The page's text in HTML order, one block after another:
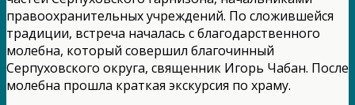
правоохранительных учреждений. По сложившейся
традиции, встреча началась с благодарственного
молебна, который совершил благочинный
Серпуховского округа, священник Игорь Чабан. После
молебна прошла краткая экскурсия по храму.